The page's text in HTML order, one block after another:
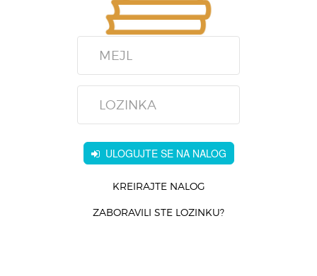
ULOGUJTE SE NA NALOG
KREIRAJTE NALOG
ZABORAVILI STE LOZINKU?